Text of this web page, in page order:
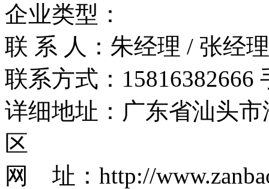
企业类型：
联 系 人：朱经理 / 张经理
联系方式：15816382666
详细地址：广东省汕头
区
网 址：http://